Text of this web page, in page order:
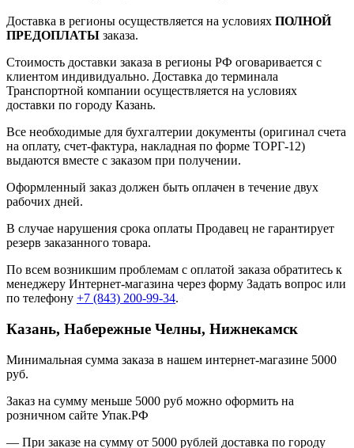
Доставка в регионы осуществляется на условиях ПОЛНОЙ
ПРЕДОПЛАТЫ заказа.
Стоимость доставки заказа в регионы РФ оговаривается с
клиентом индивидуально. Доставка до терминала
Транспортной компании осуществляется на условиях
доставки по городу Казань.
Все необходимые для бухгалтерии документы (оригинал счета
на оплату, счет-фактура, накладная по форме ТОРГ-12)
выдаются вместе с заказом при получении.
Оформленный заказ должен быть оплачен в течение двух
рабочих дней.
В случае нарушения срока оплаты Продавец не гарантирует
резерв заказанного товара.
По всем возникшим проблемам с оплатой заказа обратитесь к
менеджеру Интернет-магазина через форму Задать вопрос или
по телефону +7 (843) 200-99-34.
Казань, Набережные Челны, Нижнекамск
Минимальная сумма заказа в нашем интернет-магазине 5000
руб.
Заказ на сумму меньше 5000 руб можно оформить на
розничном сайте Упак.РФ
— При заказе на сумму от 5000 рублей доставка по городу